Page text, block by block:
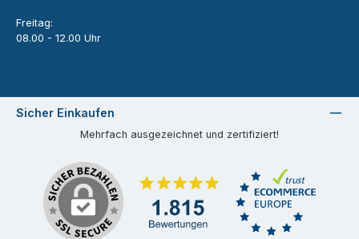
Freitag:
08.00 - 12.00 Uhr
Sicher Einkaufen
Mehrfach ausgezeichnet und zertifiziert!